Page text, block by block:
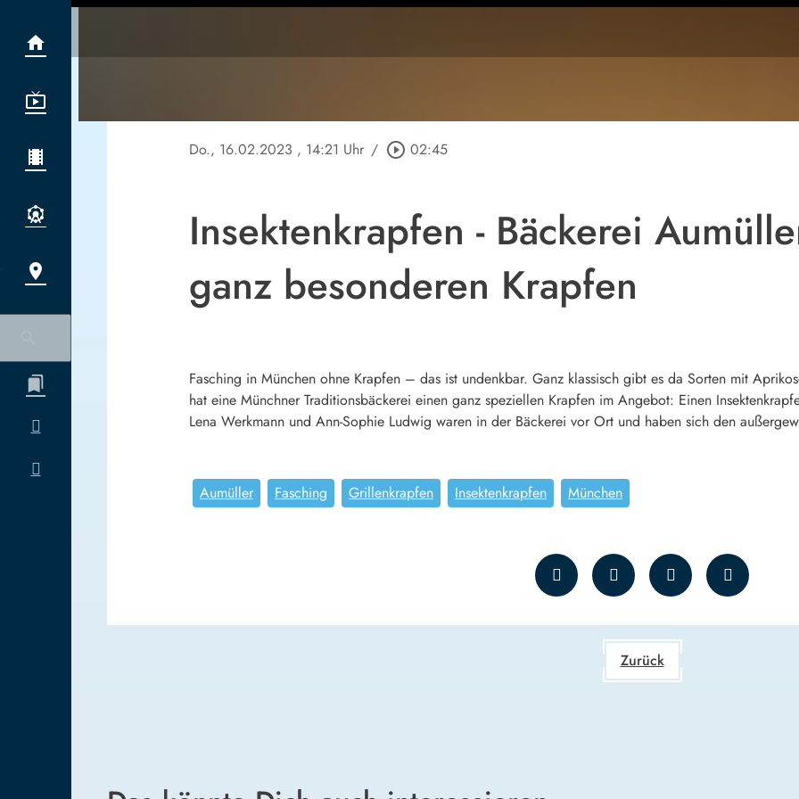
Do., 16.02.2023 , 14:21 Uhr / play_circle_outline 02:45
Insektenkrapfen - Bäckerei
ganz besonderen Krapfen
Fasching in München ohne Krapfen – das ist undenkbar. Ganz klassisch gibt es da Sorten mit
hat eine Münchner Traditionsbäckerei einen ganz speziellen Krapfen im Angebot: Einen
Lena Werkmann und Ann-Sophie Ludwig waren in der Bäckerei vor Ort und haben sich den
Aumüller Fasching Grillenkrapfen Insektenkrapfen München
Zurück